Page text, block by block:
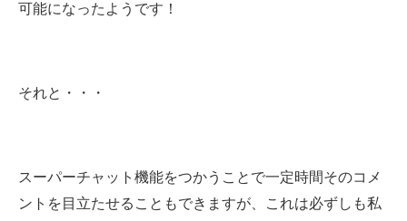
可能になったようです！
それと・・・
スーパーチャット機能をつかうことで一定時間そのコメ
ントを目立たせることもできますが、これは必ずしも私